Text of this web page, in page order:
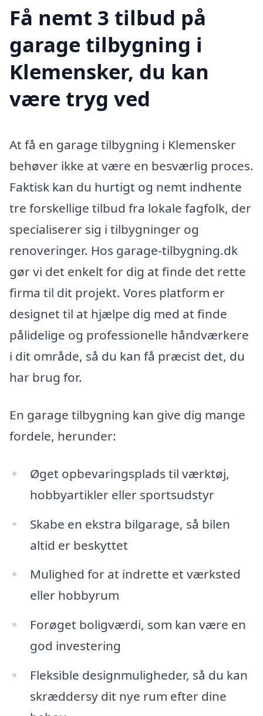
Få nemt 3 tilbud på
garage tilbygning i
Klemensker, du kan
være tryg ved
At få en garage tilbygning i Klemensker
behøver ikke at være en besværlig proces.
Faktisk kan du hurtigt og nemt indhente
tre forskellige tilbud fra lokale fagfolk, der
specialiserer sig i tilbygninger og
renoveringer. Hos garage-tilbygning.dk
gør vi det enkelt for dig at finde det rette
firma til dit projekt. Vores platform er
designet til at hjælpe dig med at finde
pålidelige og professionelle håndværkere
i dit område, så du kan få præcist det, du
har brug for.
En garage tilbygning kan give dig mange
fordele, herunder:
Øget opbevaringsplads til værktøj,
hobbyartikler eller sportsudstyr
Skabe en ekstra bilgarage, så bilen
altid er beskyttet
Mulighed for at indrette et værksted
eller hobbyrum
Forøget boligværdi, som kan være en
god investering
Fleksible designmuligheder, så du kan
skræddersy dit nye rum efter dine